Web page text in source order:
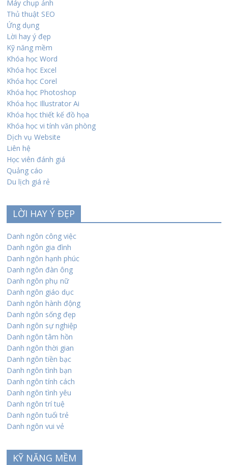
Máy chụp ảnh
Thủ thuật SEO
Ứng dụng
Lời hay ý đẹp
Kỹ năng mềm
Khóa học Word
Khóa học Excel
Khóa học Corel
Khóa học Photoshop
Khóa học Illustrator Ai
Khóa học thiết kế đồ họa
Khóa học vi tính văn phòng
Dịch vụ Website
Liên hệ
Học viên đánh giá
Quảng cáo
Du lịch giá rẻ
LỜI HAY Ý ĐẸP
Danh ngôn công việc
Danh ngôn gia đình
Danh ngôn hạnh phúc
Danh ngôn đàn ông
Danh ngôn phụ nữ
Danh ngôn giáo dục
Danh ngôn hành động
Danh ngôn sống đẹp
Danh ngôn sự nghiệp
Danh ngôn tâm hồn
Danh ngôn thời gian
Danh ngôn tiền bạc
Danh ngôn tình bạn
Danh ngôn tính cách
Danh ngôn tình yêu
Danh ngôn trí tuệ
Danh ngôn tuổi trẻ
Danh ngôn vui vẻ
KỸ NĂNG MỀM